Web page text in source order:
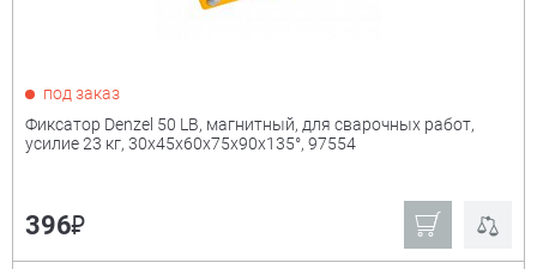
под заказ
Фиксатор Denzel 50 LB, магнитный, для сварочных работ,
усилие 23 кг, 30х45х60х75х90х135°, 97554
396₽